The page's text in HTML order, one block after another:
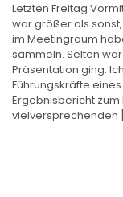
Letzten Freitag
war größer als
im Meetingraum
sammeln. Selten
Präsentation ging.
Führungskräfte
Ergebnisbericht
vielversprechenden